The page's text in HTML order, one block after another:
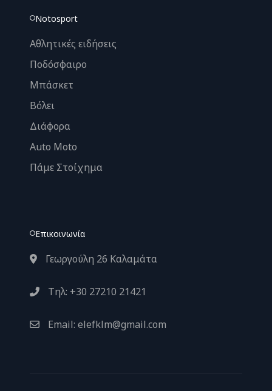
Notosport
Αθλητικές ειδήσεις
Ποδόσφαιρο
Μπάσκετ
Βόλει
Διάφορα
Auto Moto
Πάμε Στοίχημα
Επικοινωνία
Γεωργούλη 26 Καλαμάτα
Τηλ: +30 27210 21421
Email: elefklm@gmail.com